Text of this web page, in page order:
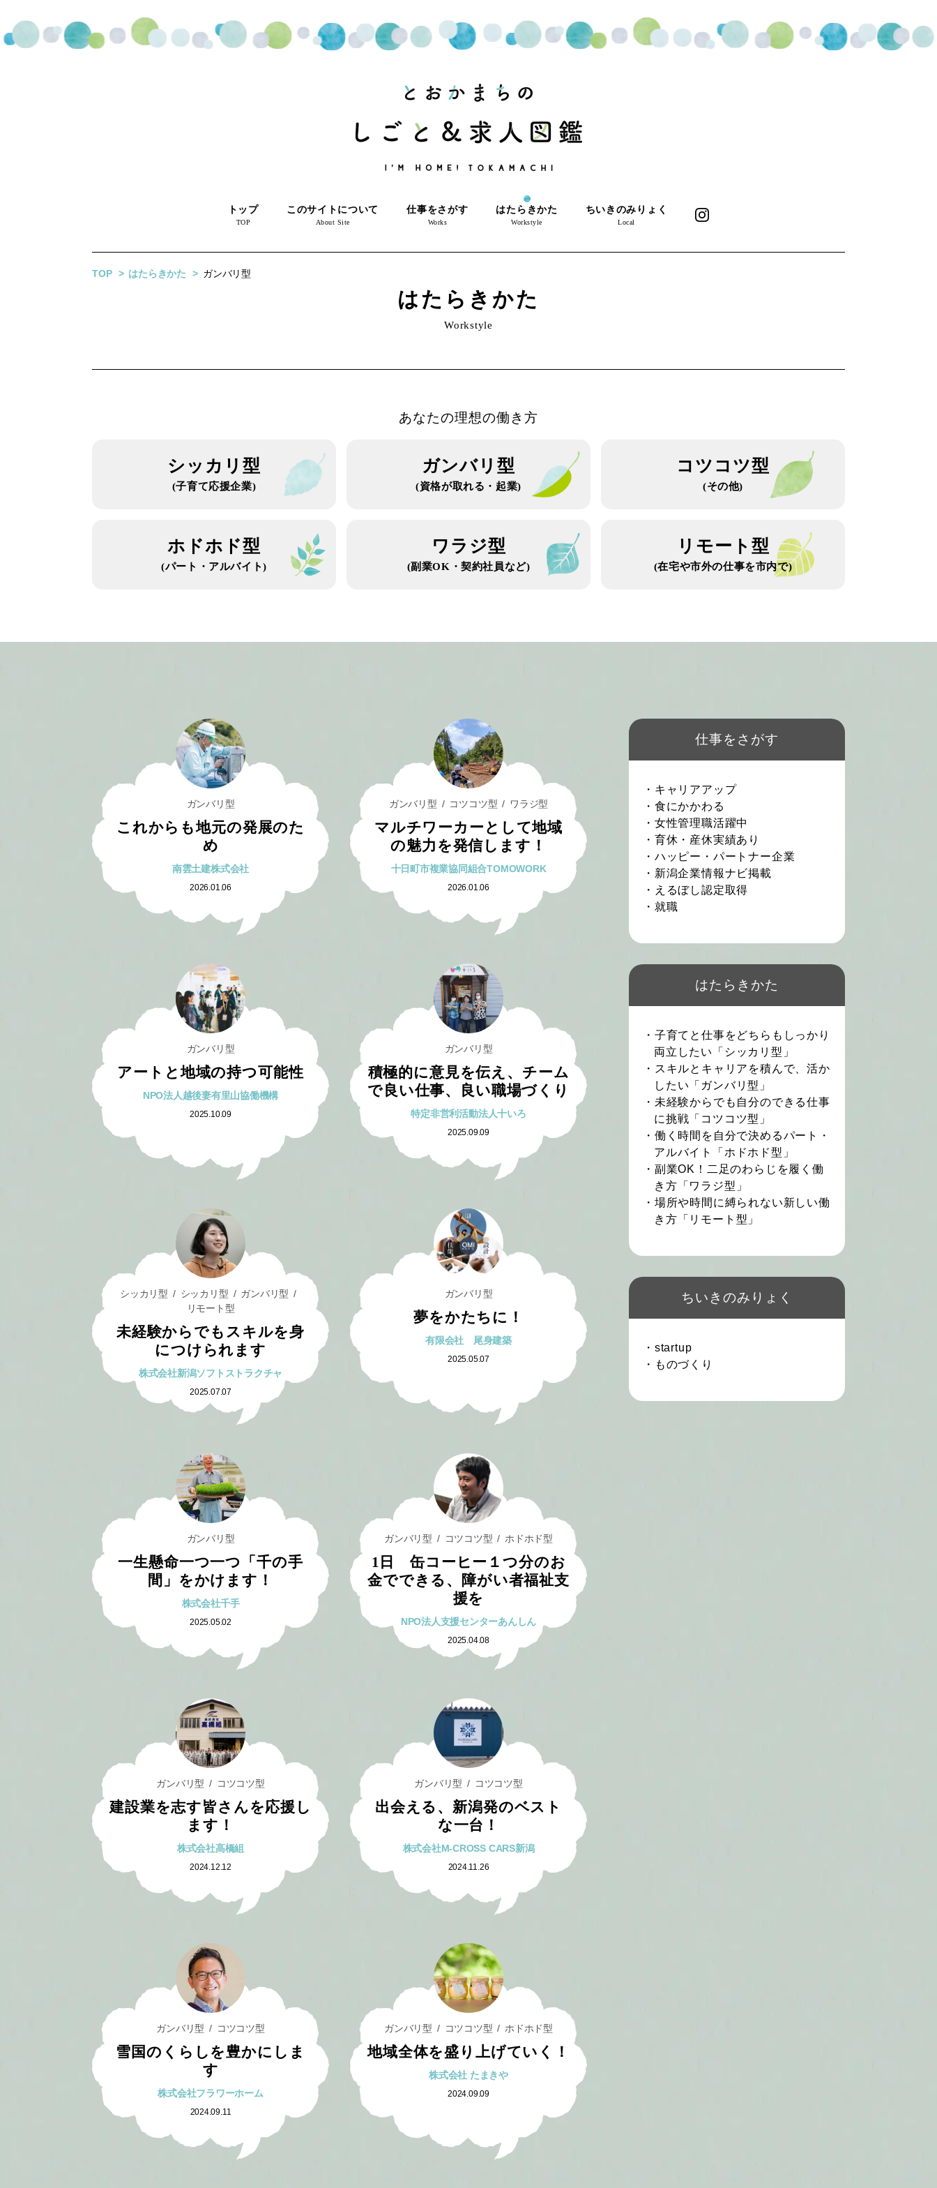
トップ
TOP
このサイトについて
About Site
仕事をさがす
Works
はたらきかた
Workstyle
ちいきのみりょく
Local
TOP はたらきかた ガンバリ型
はたらきかた
Workstyle
あなたの理想の働き方
シッカリ型
(子育て応援企業)
ガンバリ型
(資格が取れる・起業)
コツコツ型
(その他)
ホドホド型
(パート・アルバイト)
ワラジ型
(副業OK・契約社員など)
リモート型
(在宅や市外の仕事を市内で)
ガンバリ型
これからも地元の発展のた
め
南雲土建株式会社
2026.01.06
ガンバリ型 コツコツ型 ワラジ型
マルチワーカーとして地域
の魅力を発信します！
十日町市複業協同組合TOMOWORK
2026.01.06
ガンバリ型
アートと地域の持つ可能性
NPO法人越後妻有里山協働機構
2025.10.09
ガンバリ型
積極的に意見を伝え、チーム
で良い仕事、良い職場づくり
特定非営利活動法人十いろ
2025.09.09
シッカリ型 シッカリ型
ガンバリ型
リモート型
未経験からでもスキルを身
につけられます
株式会社新潟ソフトストラクチャ
2025.07.07
ガンバリ型
夢をかたちに！
有限会社 尾身建築
2025.05.07
ガンバリ型
一生懸命一つ一つ「千の手
間」をかけます！
株式会社千手
2025.05.02
ガンバリ型 コツコツ型 ホドホド型
1日 缶コーヒー１つ分のお
金でできる、障がい者福祉支
援を
NPO法人支援センターあんしん
2025.04.08
ガンバリ型 コツコツ型
建設業を志す皆さんを応援し
ます！
株式会社高橋組
2024.12.12
ガンバリ型 コツコツ型
出会える、新潟発のベスト
な一台！
株式会社M-CROSS CARS新潟
2024.11.26
ガンバリ型 コツコツ型
雪国のくらしを豊かにしま
す
株式会社フラワーホーム
2024.09.11
ガンバリ型 コツコツ型 ホドホド型
地域全体を盛り上げていく！
株式会社 たまきや
2024.09.09
仕事をさがす
・キャリアアップ
・食にかかわる
・女性管理職活躍中
・育休・産休実績あり
・ハッピー・パートナー企業
・新潟企業情報ナビ掲載
・えるぼし認定取得
・就職
はたらきかた
・子育てと仕事をどちらもしっかり
両立したい「シッカリ型」
・スキルとキャリアを積んで、活か
したい「ガンバリ型」
・未経験からでも自分のできる仕事
に挑戦「コツコツ型」
・働く時間を自分で決めるパート・
アルバイト「ホドホド型」
・副業OK！二足のわらじを履く働
き方「ワラジ型」
・場所や時間に縛られない新しい働
き方「リモート型」
ちいきのみりょく
・startup
・ものづくり